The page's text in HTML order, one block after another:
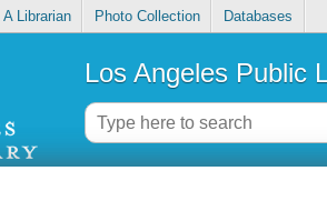
Librarian Photo Collection Databases
Los Angeles Public